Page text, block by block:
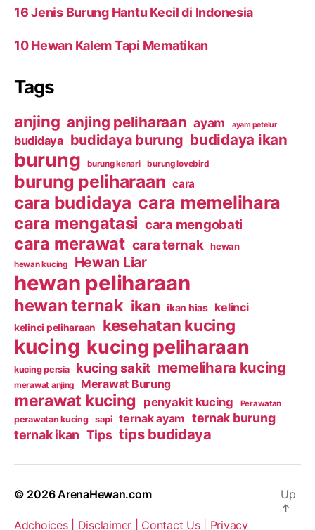
16 Jenis Burung Hantu Kecil di Indonesia
10 Hewan Kalem Tapi Mematikan
Tags
anjing anjing peliharaan ayam ayam petelur
budidaya budidaya burung budidaya ikan
burung burung kenari burung lovebird
burung peliharaan cara
cara budidaya cara memelihara
cara mengatasi cara mengobati
cara merawat cara ternak hewan
hewan kucing Hewan Liar
hewan peliharaan
hewan ternak ikan ikan hias kelinci
kelinci peliharaan kesehatan kucing
kucing kucing peliharaan
kucing persia kucing sakit memelihara kucing
merawat anjing Merawat Burung
merawat kucing penyakit kucing Perawatan
perawatan kucing sapi ternak ayam ternak burung
ternak ikan Tips tips budidaya
© 2026ArenaHewan.com
Adchoices | Disclaimer | Contact Us | Privacy
Up
↑